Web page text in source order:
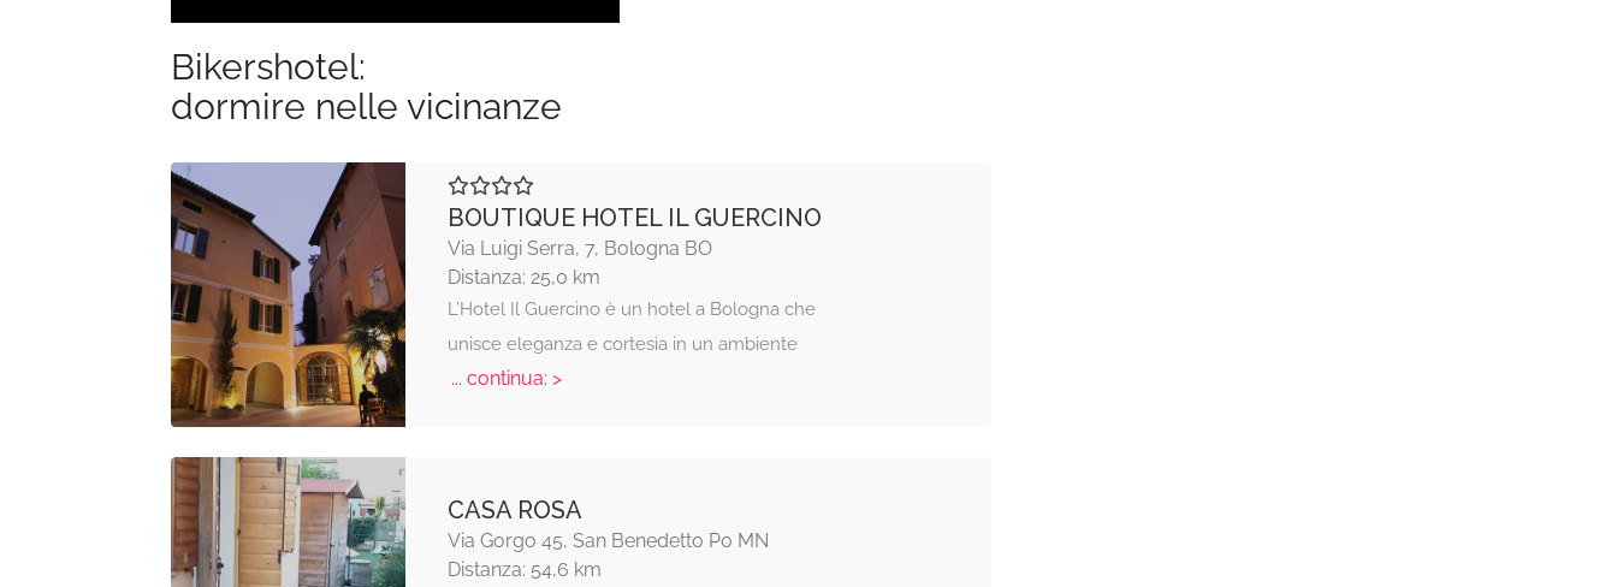
Bikershotel:
dormire nelle vicinanze
BOUTIQUE HOTEL IL GUERCINO
Via Luigi Serra, 7, Bologna BO
Distanza: 25,0 km
L’Hotel Il Guercino è un hotel a Bologna che
unisce eleganza e cortesia in un ambiente
... continua: >
CASA ROSA
Via Gorgo 45, San Benedetto Po MN
Distanza: 54,6 km